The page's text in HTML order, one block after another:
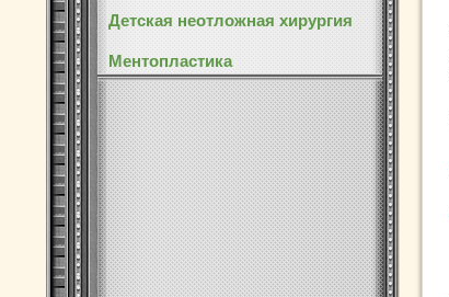
Детская неотложная хирургия
Ментопластика